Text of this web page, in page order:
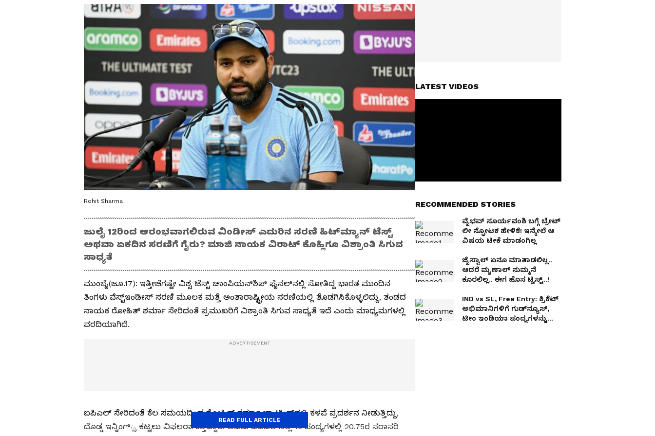
Rohit Sharma
ಜುಲೈ 12ರಿಂದ ಆರಂಭವಾಗಲಿರುವ ವಿಂಡೀಸ್ ಎದುರಿನ ಸರಣಿ ಹಿಟ್‌ಮ್ಯಾನ್‌ ಟೆಸ್ಟ್‌
ಅಥವಾ ಏಕದಿನ ಸರ​ಣಿಗೆ ಗೈರು? ಮಾಜಿ ನಾಯಕ ವಿರಾಟ್ ಕೊಹ್ಲಿಗೂ ವಿಶ್ರಾಂತಿ ಸಿಗುವ
ಸಾಧ್ಯತೆ
ಮುಂಬೈ(ಜೂ.17): ಇತ್ತೀ​ಚೆ​ಗಷ್ಟೇ ವಿಶ್ವ ಟೆಸ್ಟ್‌ ಚಾಂಪಿ​ಯ​ನ್‌​ಶಿಪ್‌ ಫೈನ​ಲ್‌​ನಲ್ಲಿ ಸೋತಿದ್ದ ಭಾರತ ಮುಂದಿನ
ತಿಂಗಳು ವೆಸ್ಟ್‌​ಇಂಡೀಸ್‌ ಸರಣಿ ಮೂಲಕ ಮತ್ತೆ ಅಂತಾ​ರಾ​ಷ್ಟ್ರೀಯ ಸರ​ಣಿ​ಯಲ್ಲಿ ತೊಡ​ಗಿ​ಸಿ​ಕೊ​ಳ್ಳ​ಲಿದ್ದು, ತಂಡದ
ನಾಯಕ ರೋಹಿತ್‌ ಶರ್ಮಾ ಸೇರಿ​ದಂತೆ ಪ್ರಮು​ಖರಿಗೆ ವಿಶ್ರಾಂತಿ ಸಿಗುವ ಸಾಧ್ಯತೆ ಇದೆ ಎಂದು ಮಾಧ್ಯ​ಮ​ಗ​ಳಲ್ಲಿ
ವರ​ದಿ​ಯಾ​ಗಿ​ದೆ.
ಐಪಿ​ಎ​ಲ್‌ ಸೇರಿ​ದಂತೆ ಕೆಲ ಸಮ​ಯ​ದಿಂದ ರೋಹಿತ್‌ ಶರ್ಮಾ ಬ್ಯಾಟಿಂಗ್‌​ನಲ್ಲಿ ಕಳಪೆ ಪ್ರದ​ರ್ಶನ ನೀಡು​ತ್ತಿದ್ದು,
ದೊಡ್ಡ ಇನ್ನಿಂಗ್‌್ಸ ಕಟ್ಟಲು ವಿಫ​ಲ​ರಾ​ಗುತ್ತಿದ್ದಾರೆ. ಅವರು ಐಪಿ​ಎ​ಲ್‌​ನಲ್ಲಿ 16 ಪಂದ್ಯ​ಗ​ಳಲ್ಲಿ 20.75ರ ಸರಾ​ಸ​ರಿ​
READ FULL ARTICLE
LATEST VIDEOS
RECOMMENDED STORIES
ವೈಭವ್ ಸೂರ್ಯವಂಶಿ ಬಗ್ಗೆ ಬ್ರೇಟ್‌
ಲೀ ಸ್ಫೋಟಕ ಹೇಳಿಕೆ! ಇನ್ಮೇಲೆ ಆ
ವಿಷಯ ಟೀಕೆ ಮಾಡಂಗಿಲ್ಲ
ಜೈಸ್ವಾಲ್ ಏನೂ ಮಾತಾಡಲಿಲ್ಲ..
ಆದರೆ ಮೃಣಾಲ್ ಸುಮ್ಮನೆ
ಕೂರಲಿಲ್ಲ.. ಈಗ ಹೊಸ ಟ್ವಿಸ್ಟ್..!
IND vs SL, Free Entry: ಕ್ರಿಕೆಟ್
ಅಭಿಮಾನಿಗಳಿಗೆ ಗುಡ್‌ನ್ಯೂಸ್,
ಟೀಂ ಇಂಡಿಯಾ ಪಂದ್ಯಗಳನ್ನು